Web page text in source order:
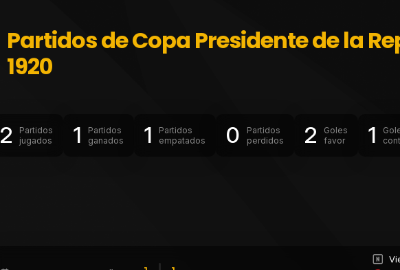
Partidos de Copa Presidente de la
1920
2
Partidos
jugados
1
Partidos
ganados
1
Partidos
empatados
0
Partidos
perdidos
2
Goles
favor
1